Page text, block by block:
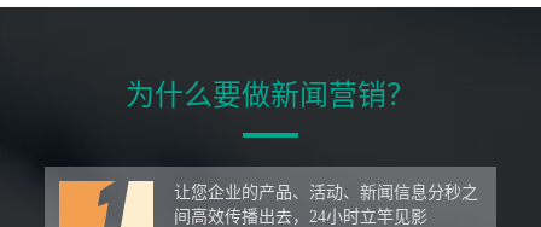
为什么要做新闻营销？
让您企业的产品、活动、新闻信息分秒之
间高效传播出去，24小时立竿见影